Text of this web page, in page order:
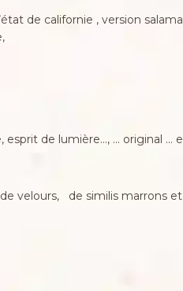
de californie , version
de lumière…, … original
velours, de similis marrons